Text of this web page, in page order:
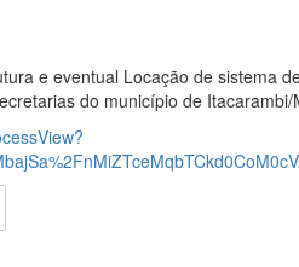
e eventual Locação de sistema
do município de Itacarambi/